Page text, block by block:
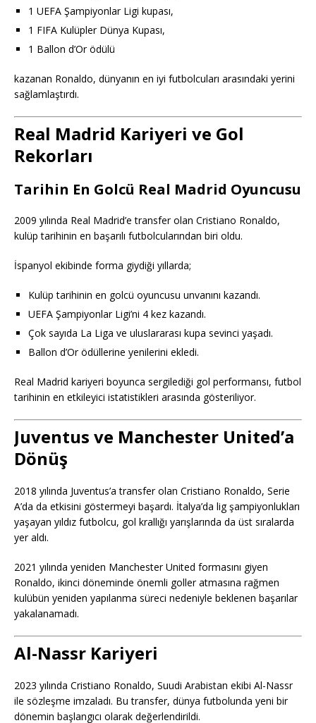
1 UEFA Şampiyonlar Ligi kupası,
1 FIFA Kulüpler Dünya Kupası,
1 Ballon d’Or ödülü
kazanan Ronaldo, dünyanın en iyi futbolcuları arasındaki yerini
sağlamlaştırdı.
Real Madrid Kariyeri ve Gol
Rekorları
Tarihin En Golcü Real Madrid Oyuncusu
2009 yılında Real Madrid’e transfer olan Cristiano Ronaldo,
kulüp tarihinin en başarılı futbolcularından biri oldu.
İspanyol ekibinde forma giydiği yıllarda;
Kulüp tarihinin en golcü oyuncusu unvanını kazandı.
UEFA Şampiyonlar Ligi’ni 4 kez kazandı.
Çok sayıda La Liga ve uluslararası kupa sevinci yaşadı.
Ballon d’Or ödüllerine yenilerini ekledi.
Real Madrid kariyeri boyunca sergilediği gol performansı, futbol
tarihinin en etkileyici istatistikleri arasında gösteriliyor.
Juventus ve Manchester United’a
Dönüş
2018 yılında Juventus’a transfer olan Cristiano Ronaldo, Serie
A’da da etkisini göstermeyi başardı. İtalya’da lig şampiyonlukları
yaşayan yıldız futbolcu, gol krallığı yarışlarında da üst sıralarda
yer aldı.
2021 yılında yeniden Manchester United formasını giyen
Ronaldo, ikinci döneminde önemli goller atmasına rağmen
kulübün yeniden yapılanma süreci nedeniyle beklenen başarılar
yakalanamadı.
Al-Nassr Kariyeri
2023 yılında Cristiano Ronaldo, Suudi Arabistan ekibi Al-Nassr
ile sözleşme imzaladı. Bu transfer, dünya futbolunda yeni bir
dönemin başlangıcı olarak değerlendirildi.